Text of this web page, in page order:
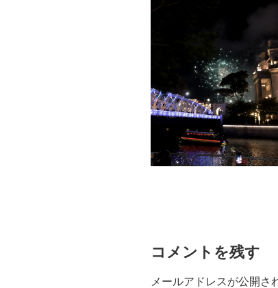
コメントを残す
メールアドレスが公開さ